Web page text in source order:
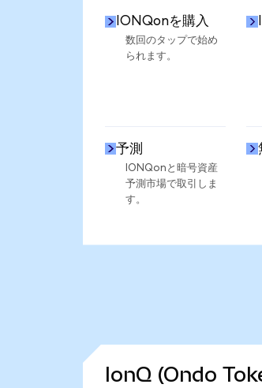
IONQonを購入
数回のタップで始め
られます。
予測
IONQonと暗号資産
予測市場で取引しま
す。
IonQ (Ondo